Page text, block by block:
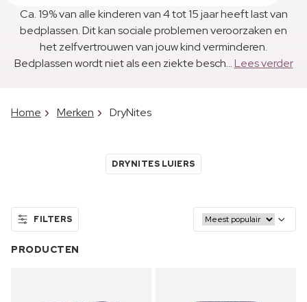
Ca. 19% van alle kinderen van 4 tot 15 jaar heeft last van
bedplassen. Dit kan sociale problemen veroorzaken en
het zelfvertrouwen van jouw kind verminderen.
Bedplassen wordt niet als een ziekte besch...Lees verder
Home Merken DryNites
DRYNITES LUIERS
FILTERS
PRODUCTEN